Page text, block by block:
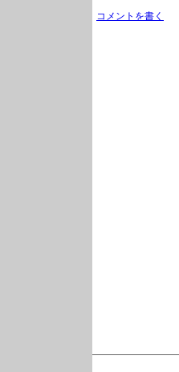
コメントを書く